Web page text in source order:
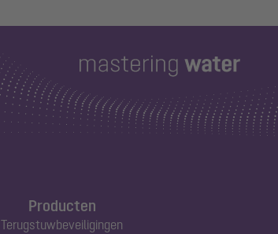
Producten
Terugstuwbeveiligingen